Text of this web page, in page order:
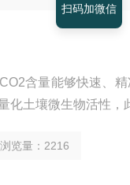
含量能够快速、
化土壤微生物活性，
浏览量：2216
扫码加微信